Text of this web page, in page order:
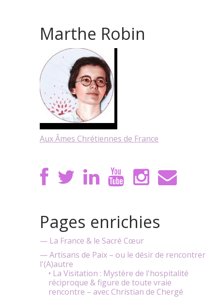
Marthe Robin
Aux Âmes Chrétiennes de France
Pages enrichies
— La France & le Sacré Cœur
— Artisans de Paix – ou le désir de rencontrer
l'(A)autre
• La Visitation : Mystère de l'hospitalité
réciproque & figure de toute vraie
rencontre – avec Christian de Chergé